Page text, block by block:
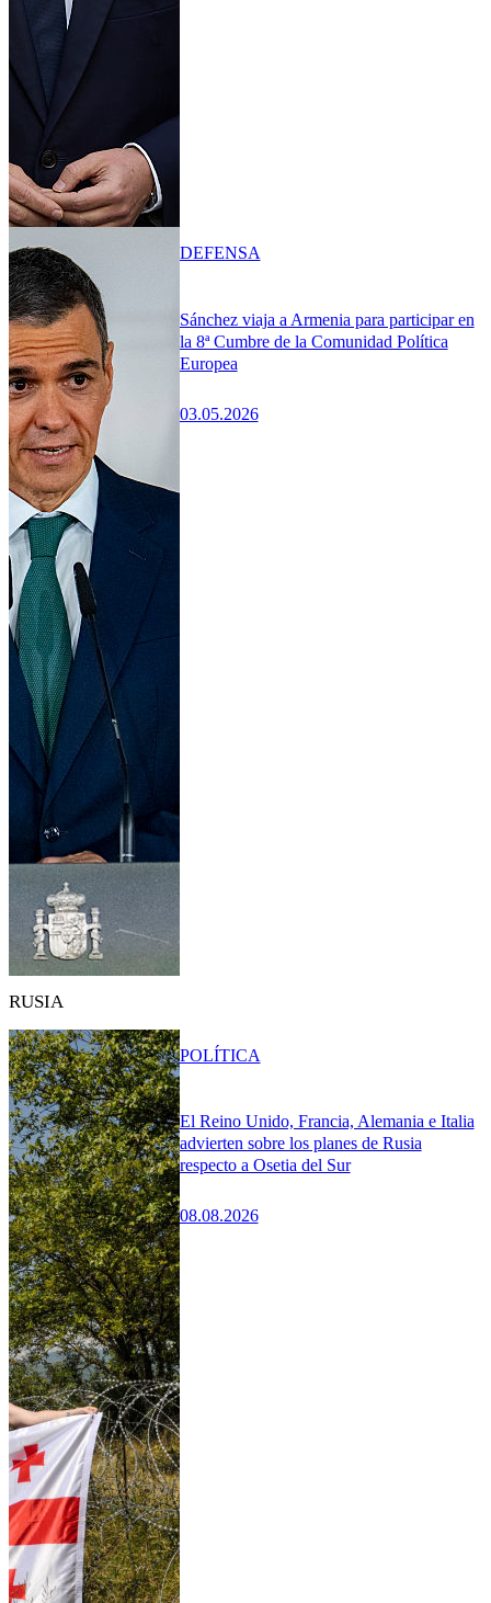
Sánchez viaja a Armenia para participar en
la 8ª Cumbre de la Comunidad Política
Europea
03.05.2026
DEFENSA
RUSIA
El Reino Unido, Francia, Alemania e Italia
advierten sobre los planes de Rusia
respecto a Osetia del Sur
08.08.2026
POLÍTICA